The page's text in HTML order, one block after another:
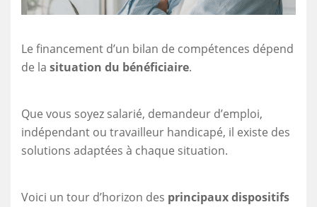
Le financement d’un bilan de compétences dépend
de la situation du bénéficiaire.
Que vous soyez salarié, demandeur d’emploi,
indépendant ou travailleur handicapé, il existe des
solutions adaptées à chaque situation.
Voici un tour d’horizon des principaux dispositifs